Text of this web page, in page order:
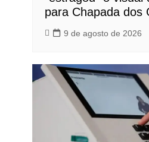
para Chapada dos
9 de agosto de 2026